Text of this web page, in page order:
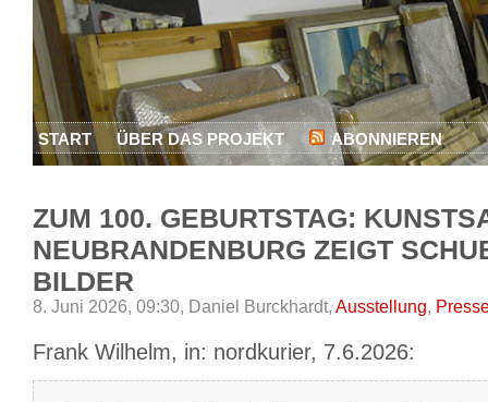
START ÜBER DAS PROJEKT ABONNIEREN
ZUM 100. GEBURTSTAG:
NEUBRANDENBURG ZEIGT
BILDER
8. Juni 2026, 09:30, Daniel Burckhardt, Ausstellung,
Frank Wilhelm, in: nordkurier, 7.6.2026: